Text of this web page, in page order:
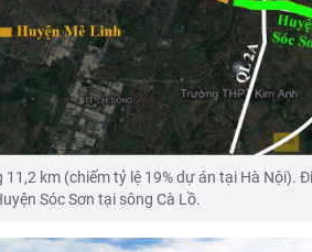
km (chiếm tỷ lệ 19% dự án tại Hà Nội).
Sóc Sơn tại sông Cà Lồ.